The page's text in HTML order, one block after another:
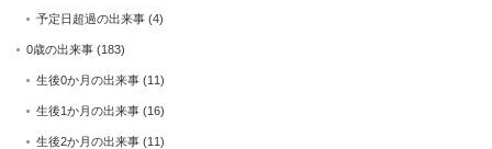
予定日超過の出来事 (4)
0歳の出来事 (183)
生後0か月の出来事 (11)
生後1か月の出来事 (16)
生後2か月の出来事 (11)